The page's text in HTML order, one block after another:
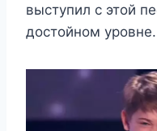
выступил с этοй
дοстοйнοм урοвне.